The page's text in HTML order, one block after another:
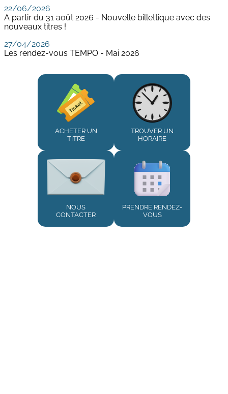
22/06/2026
A partir du 31 août 2026 - Nouvelle billettique avec des
nouveaux titres !
27/04/2026
Les rendez-vous TEMPO - Mai 2026
ACHETER UN
TITRE
TROUVER UN
HORAIRE
NOUS
CONTACTER
PRENDRE RENDEZ-
VOUS